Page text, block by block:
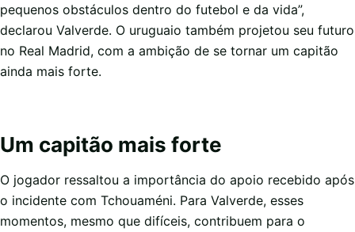
pequenos obstáculos dentro do futebol e da vida”,
declarou Valverde. O uruguaio também projetou seu futuro
no Real Madrid, com a ambição de se tornar um capitão
ainda mais forte.
Um capitão mais forte
O jogador ressaltou a importância do apoio recebido após
o incidente com Tchouaméni. Para Valverde, esses
momentos, mesmo que difíceis, contribuem para o